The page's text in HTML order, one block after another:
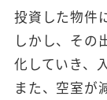
投資した物件
しかし、その
化していき、
また、空室が